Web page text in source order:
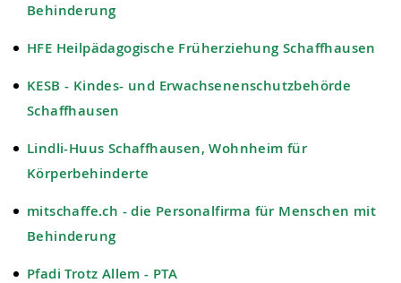
Behinderung
HFE Heilpädagogische Früherziehung Schaffhausen
KESB - Kindes- und Erwachsenenschutzbehörde
Schaffhausen
Lindli-Huus Schaffhausen, Wohnheim für
Körperbehinderte
mitschaffe.ch - die Personalfirma für Menschen mit
Behinderung
Pfadi Trotz Allem - PTA